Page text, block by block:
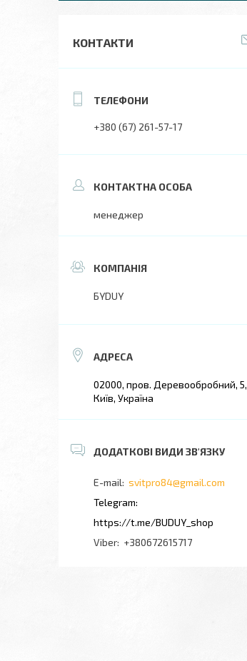
КОНТАКТИ
+380 (67) 261-57-17
менеджер
БYDUY
02000, пров. Деревообробний, 5,
Київ, Україна
svitpro84@gmail.com
https://t.me/BUDUY_shop
+380672615717